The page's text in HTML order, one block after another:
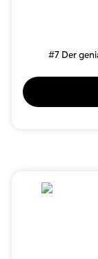
#7 Der